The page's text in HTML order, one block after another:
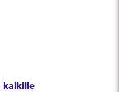
kaikille